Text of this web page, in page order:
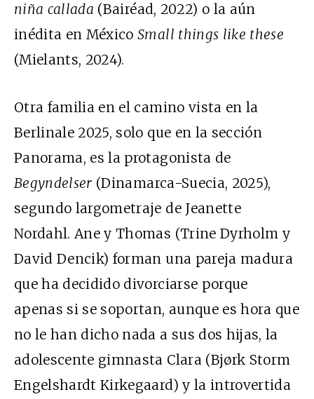
niña callada (Bairéad, 2022) o la aún
inédita en MéxicoSmall things like these
(Mielants, 2024).
Otra familia en el camino vista en la
Berlinale 2025, solo que en la sección
Panorama, es la protagonista de
Begyndelser (Dinamarca-Suecia, 2025),
segundo largometraje de Jeanette
Nordahl. Ane y Thomas (Trine Dyrholm y
David Dencik) forman una pareja madura
que ha decidido divorciarse porque
apenas si se soportan, aunque es hora que
no le han dicho nada a sus dos hijas, la
adolescente gimnasta Clara (Bjørk Storm
Engelshardt Kirkegaard) y la introvertida